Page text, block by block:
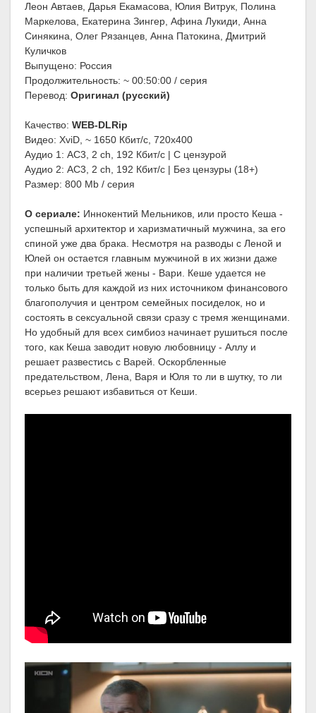
Леон Автаев, Дарья Екамасова, Юлия Витрук, Полина
Маркелова, Екатерина Зингер, Афина Лукиди, Анна
Синякина, Олег Рязанцев, Анна Патокина, Дмитрий
Куличков
Выпущено: Россия
Продолжительность: ~ 00:50:00 / серия
Перевод: Оригинал (русский)
Качество: WEB-DLRip
Видео: XviD, ~ 1650 Кбит/с, 720x400
Аудио 1: AC3, 2 ch, 192 Кбит/с | С цензурой
Аудио 2: AC3, 2 ch, 192 Кбит/с | Без цензуры (18+)
Размер: 800 Mb / серия
О сериале: Иннокентий Мельников, или просто Кеша -
успешный архитектор и харизматичный мужчина, за его
спиной уже два брака. Несмотря на разводы с Леной и
Юлей он остается главным мужчиной в их жизни даже
при наличии третьей жены - Вари. Кеше удается не
только быть для каждой из них источником финансового
благополучия и центром семейных посиделок, но и
состоять в сексуальной связи сразу с тремя женщинами.
Но удобный для всех симбиоз начинает рушиться после
того, как Кеша заводит новую любовницу - Аллу и
решает развестись с Варей. Оскорбленные
предательством, Лена, Варя и Юля то ли в шутку, то ли
всерьез решают избавиться от Кеши.